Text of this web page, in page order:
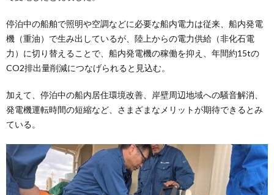
停泊中の船舶で照明や空調などに必要な船内電力は従来、船内発電
機（重油）で生み出しているが、陸上からの電力供給（非化石電
力）に切り替えることで、船内発電機の稼働を抑え、年間約15tの
CO2排出量削減につなげられると見込む。
加えて、停泊中の船内居住環境改善、岸壁周辺地域への騒音解消、
発電機運転時間の短縮など、さまざまなメリットが期待できるとみ
ている。